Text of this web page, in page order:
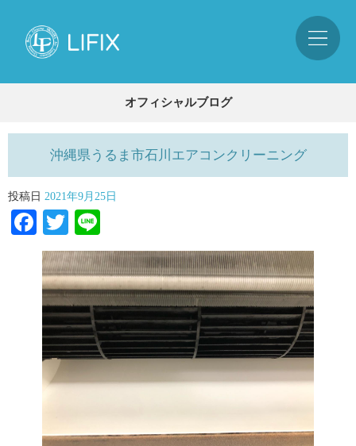
オフィシャルブログ
沖縄県うるま市石川エアコンクリーニング
投稿日 2021年9月25日
Facebook
Twitter